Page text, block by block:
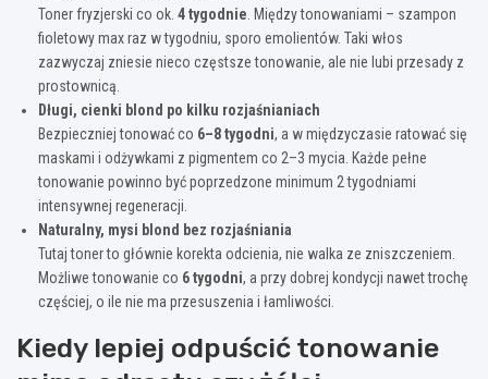
Toner fryzjerski co ok. 4 tygodnie . Między tonowaniami – szampon
fioletowy max raz w tygodniu, sporo emolientów. Taki włos
zazwyczaj zniesie nieco częstsze tonowanie, ale nie lubi przesady z
prostownicą.
Długi, cienki blond po kilku rozjaśnianiach
Bezpieczniej tonować co 6–8 tygodni, a w międzyczasie ratować się
maskami i odżywkami z pigmentem co 2–3 mycia. Każde pełne
tonowanie powinno być poprzedzone minimum 2 tygodniami
intensywnej regeneracji.
Naturalny, mysi blond bez rozjaśniania
Tutaj toner to głównie korekta odcienia, nie walka ze zniszczeniem.
Możliwe tonowanie co 6 tygodni, a przy dobrej kondycji nawet trochę
częściej, o ile nie ma przesuszenia i łamliwości.
Kiedy lepiej odpuścić tonowanie